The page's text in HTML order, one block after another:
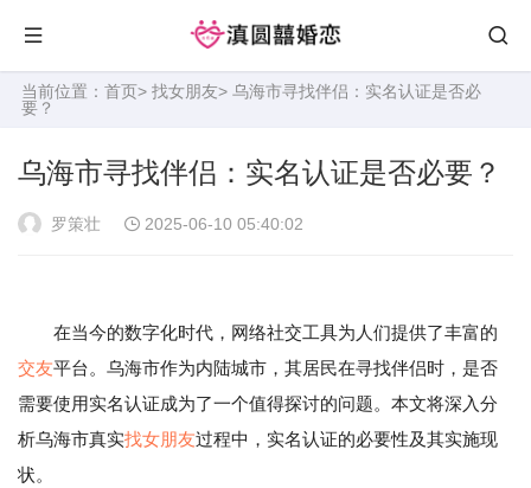
当前位置： 首页> 找女朋友> 乌海市寻找伴侣：实名认证是否必
要？
乌海市寻找伴侣：实名认证是否必要？
罗策壮 2025-06-10 05:40:02
在当今的数字化时代，网络社交工具为人们提供了丰富的
交友平台。乌海市作为内陆城市，其居民在寻找伴侣时，是否
需要使用实名认证成为了一个值得探讨的问题。本文将深入分
析乌海市真实找女朋友过程中，实名认证的必要性及其实施现
状。